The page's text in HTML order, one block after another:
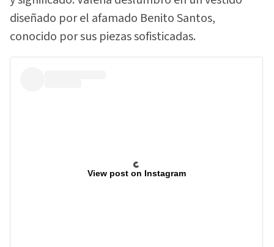
diseñado por el afamado Benito Santos,
conocido por sus piezas sofisticadas.
View post on Instagram